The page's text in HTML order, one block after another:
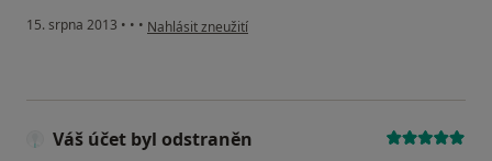
15. srpna 2013 • • • podle názoru uživatele Váš účet byl odstraněn
Nahlásit zneužití
Váš účet byl odstraněn